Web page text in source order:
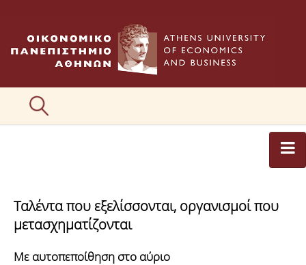
ΚΑΤΗΓΟΡΙΕΣ ΑΡΘΡΩΝ
Ταλέντα που εξελίσσονται, οργανισμοί που
μετασχηματίζονται
Με αυτοπεποίθηση στο αύριο